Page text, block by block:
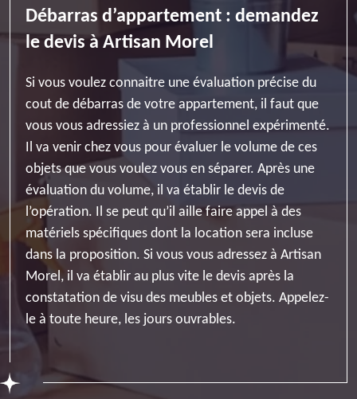
Débarras d’appartement : demandez
le devis à Artisan Morel
Si vous voulez connaitre une évaluation précise du
cout de débarras de votre appartement, il faut que
vous vous adressiez à un professionnel expérimenté.
Il va venir chez vous pour évaluer le volume de ces
objets que vous voulez vous en séparer. Après une
évaluation du volume, il va établir le devis de
l’opération. Il se peut qu’il aille faire appel à des
matériels spécifiques dont la location sera incluse
dans la proposition. Si vous vous adressez à Artisan
Morel, il va établir au plus vite le devis après la
constatation de visu des meubles et objets. Appelez-
le à toute heure, les jours ouvrables.